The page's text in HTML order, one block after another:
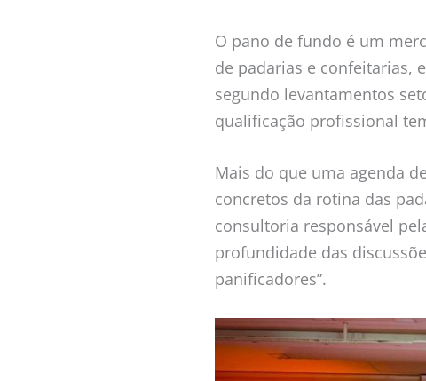
O pano de fundo é um
de padarias e confeitarias,
segundo levantamentos
qualificação profissional
Mais do que uma agenda
concretos da rotina das
consultoria responsável
profundidade das
panificadores”.